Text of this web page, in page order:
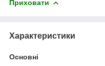
Приховати
Характеристики
Основні